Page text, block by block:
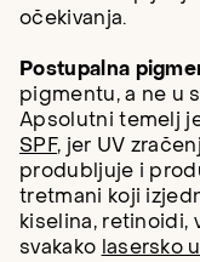
očekivanja.
Postupalna
pigmentu, a ne u
Apsolutni temelj
SPF, jer UV
produbljuje i
tretmani koji
kiselina, retinoidi,
svakako lasersko